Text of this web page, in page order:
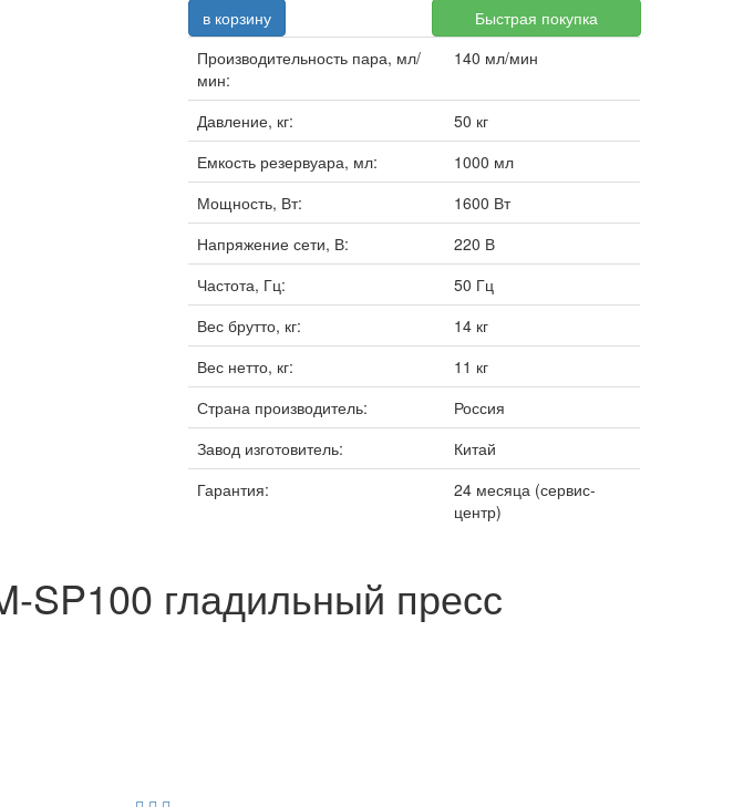
в корзину
Быстрая покупка
Производительность пара, мл/
мин:
140 мл/мин
Давление, кг:
50 кг
Емкость резервуара, мл:
1000 мл
Мощность, Вт:
1600 Вт
Напряжение сети, В:
220 В
Частота, Гц:
50 Гц
Вес брутто, кг:
14 кг
Вес нетто, кг:
11 кг
Страна производитель:
Россия
Завод изготовитель:
Китай
Гарантия:
24 месяца (сервис-
центр)
SP100 гладильный пресс